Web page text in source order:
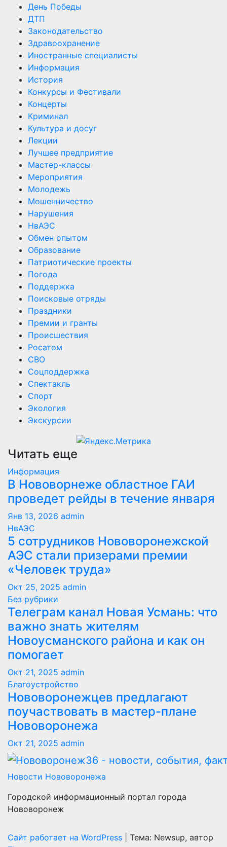
День Победы
ДТП
Законодательство
Здравоохранение
Иностранные специалисты
Информация
История
Конкурсы и Фестивали
Концерты
Криминал
Культура и досуг
Лекции
Лучшее предприятие
Мастер-классы
Мероприятия
Молодежь
Мошенничество
Нарушения
НвАЭС
Обмен опытом
Образование
Патриотические проекты
Погода
Поддержка
Поисковые отряды
Праздники
Премии и гранты
Происшествия
Росатом
СВО
Соцподдержка
Спектакль
Спорт
Экология
Экскурсии
Читать еще
Информация
В Нововорнеже областное ГАИ
проведет рейды в течение января
Янв 13, 2026 admin
НвАЭС
5 сотрудников Нововоронежской
АЭС стали призерами премии
«Человек труда»
Окт 25, 2025 admin
Без рубрики
Телеграм канал Новая Усмань: что
важно знать жителям
Новоусманского района и как он
помогает
Окт 21, 2025 admin
Благоустройство
Нововоронежцев предлагают
поучаствовать в мастер-плане
Нововоронежа
Окт 21, 2025 admin
Новости Нововоронежа
Городской информационный портал города
Нововоронеж
Сайт работает на WordPress
Тема: Newsup, автор